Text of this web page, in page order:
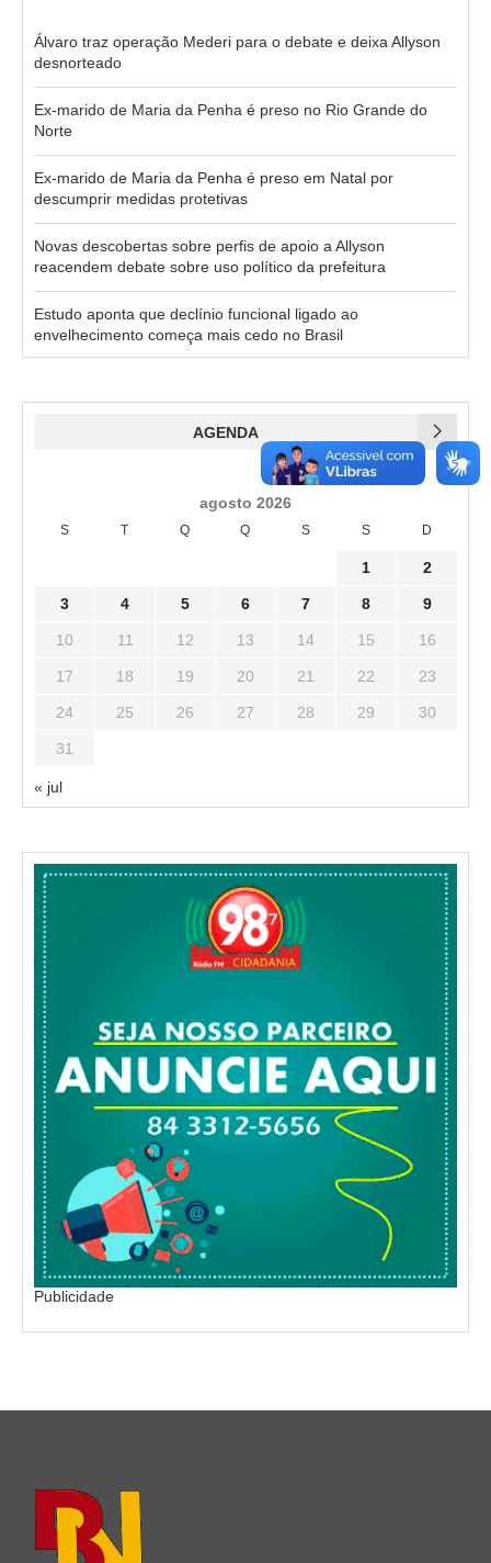
Álvaro traz operação Mederi para o debate e deixa Allyson
desnorteado
Ex-marido de Maria da Penha é preso no Rio Grande do
Norte
Ex-marido de Maria da Penha é preso em Natal por
descumprir medidas protetivas
Novas descobertas sobre perfis de apoio a Allyson
reacendem debate sobre uso político da prefeitura
Estudo aponta que declínio funcional ligado ao
envelhecimento começa mais cedo no Brasil
AGENDA
agosto 2026
S T Q Q S S D
1 2
3 4 5 6 7 8 9
10 11 12 13 14 15 16
17 18 19 20 21 22 23
24 25 26 27 28 29 30
31
« jul
Publicidade